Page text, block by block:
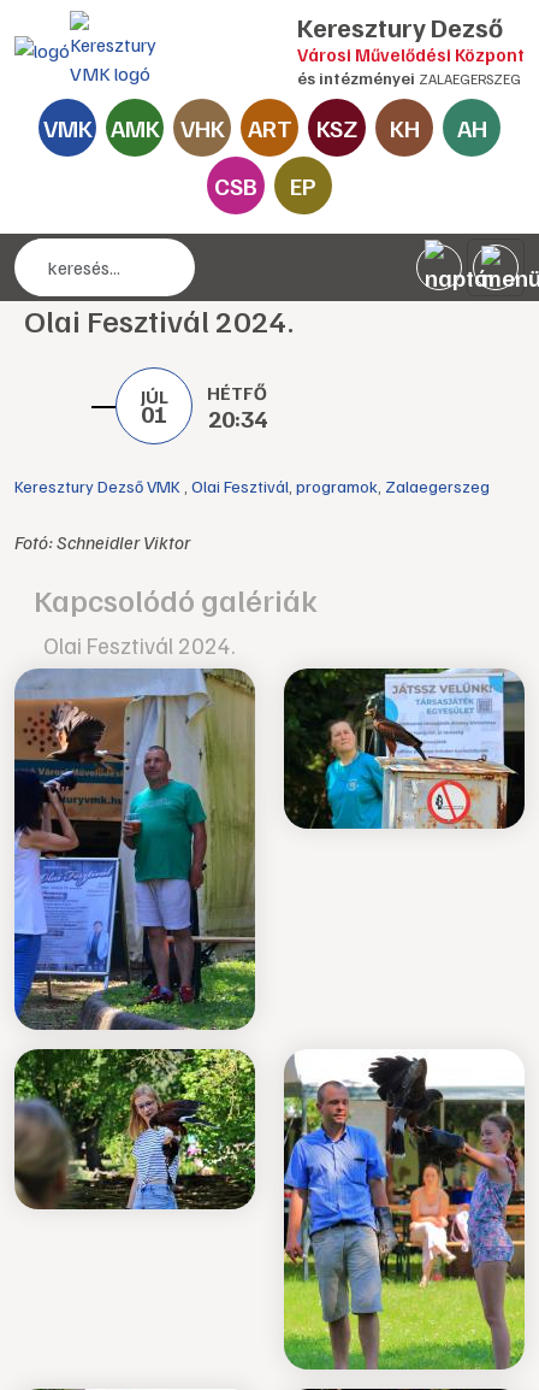
Keresztury Dezső
Városi Művelődési Központ
és intézményei ZALAEGERSZEG
VMK AMK VHK ART KSZ KH
AH
CSB
EP
Olai Fesztivál 2024.
JÚL
01
HÉTFŐ
20:34
Keresztury Dezső VMK Olai Fesztivál programok Zalaegerszeg
Fotó: Schneidler Viktor
Kapcsolódó galériák
Olai Fesztivál 2024.